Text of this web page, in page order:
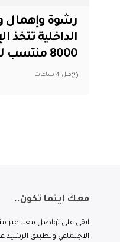
رشوة وإهمال
الداخلية تتخذ
8000 منتسب لمخالفتهم القوانين
قبل 4 ساعات
معك اينما تكون..
ابقى على تواصل معنا عبر
الاجتماعي وتطبيق الرشيد